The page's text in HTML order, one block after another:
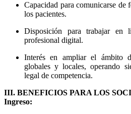
Capacidad para comunicarse de
los pacientes.
Disposición para trabajar en
profesional digital.
Interés en ampliar el ámbito
globales y locales, operando
legal de competencia.
III. BENEFICIOS PARA LOS
Ingreso: